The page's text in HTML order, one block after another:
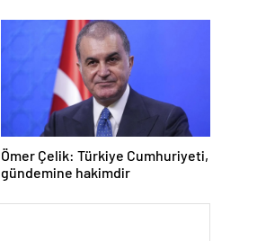
Ömer Çelik: Türkiye Cumhuriyeti,
gündemine hakimdir